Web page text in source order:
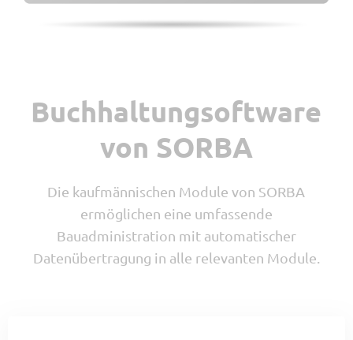
Werkstatt
Tracker
Devis
Visumskontrolle
myQR-Scan
Lieferschein
Buchhaltungsoftware
von SORBA
Die kaufmännischen Module von SORBA
ermöglichen eine umfassende
Bauadministration mit automatischer
Datenübertragung in alle relevanten Module.